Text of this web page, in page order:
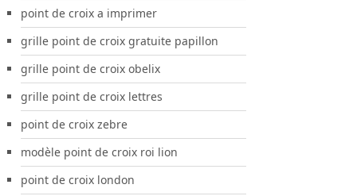
point de croix a imprimer
grille point de croix gratuite papillon
grille point de croix obelix
grille point de croix lettres
point de croix zebre
modèle point de croix roi lion
point de croix london